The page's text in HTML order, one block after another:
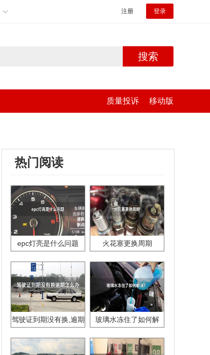
注册 登录
搜索
质量投诉 移动版
热门阅读
epc灯亮是什么问题 火花塞更换周期
驾驶证到期没有换,逾期
玻璃水冻住了如何解